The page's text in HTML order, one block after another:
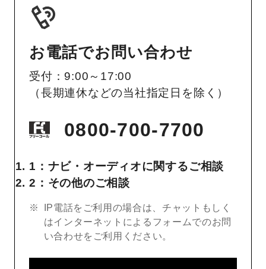
お電話でお問い合わせ
受付：9:00～17:00
（長期連休などの当社指定日を除く）
0800-700-7700
1：ナビ・オーディオに関するご相談
2：その他のご相談
IP電話をご利用の場合は、チャットもしく
はインターネットによるフォームでのお問
い合わせをご利用ください。